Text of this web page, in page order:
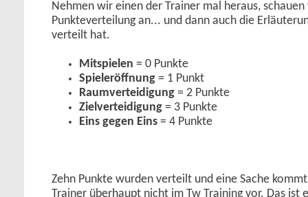
Nehmen wir einen der Trainer mal heraus, schauen
Punkteverteilung an... und dann auch die
verteilt hat.
Mitspielen = 0 Punkte
Spieleröffnung = 1 Punkt
Raumverteidigung = 2 Punkte
Zielverteidigung = 3 Punkte
Eins gegen Eins = 4 Punkte
Zehn Punkte wurden verteilt und eine Sache
Trainer überhaupt nicht im Tw Training vor. Das ist